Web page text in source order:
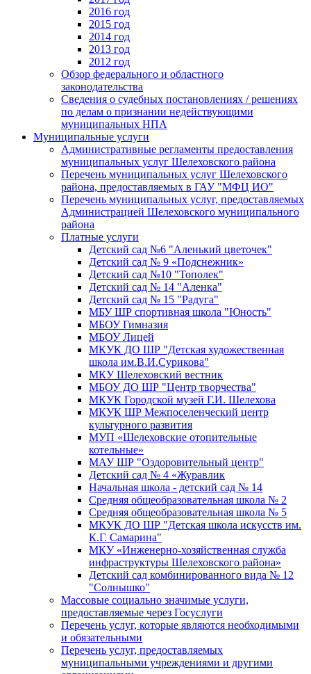
2016 год
2015 год
2014 год
2013 год
2012 год
Обзор федерального и областного
законодательства
Сведения о судебных постановлениях / решениях
по делам о признании недействующими
муниципальных НПА
Муниципальные услуги
Административные регламенты предоставления
муниципальных услуг Шелеховского района
Перечень муниципальных услуг Шелеховского
района, предоставляемых в ГАУ "МФЦ ИО"
Перечень муниципальных услуг, предоставляемых
Администрацией Шелеховского муниципального
района
Платные услуги
Детский сад №6 "Аленький цветочек"
Детский сад № 9 «Подснежник»
Детский сад №10 "Тополек"
Детский сад № 14 "Аленка"
Детский сад № 15 "Радуга"
МБУ ШР спортивная школа "Юность"
МБОУ Гимназия
МБОУ Лицей
МКУК ДО ШР "Детская художественная
школа им.В.И.Сурикова"
МКУ Шелеховский вестник
МБОУ ДО ШР "Центр творчества"
МКУК Городской музей Г.И. Шелехова
МКУК ШР Межпоселенческий центр
культурного развития
МУП «Шелеховские отопительные
котельные»
МАУ ШР "Оздоровительный центр"
Детский сад № 4 «Журавлик
Начальная школа - детский сад № 14
Средняя общеобразовательная школа № 2
Средняя общеобразовательная школа № 5
МКУК ДО ШР "Детская школа искусств им.
К.Г. Самарина"
МКУ «Инженерно-хозяйственная служба
инфраструктуры Шелеховского района»
Детский сад комбинированного вида № 12
"Солнышко"
Массовые социально значимые услуги,
предоставляемые через Госуслуги
Перечень услуг, которые являются необходимыми
и обязательными
Перечень услуг, предоставляемых
муниципальными учреждениями и другими